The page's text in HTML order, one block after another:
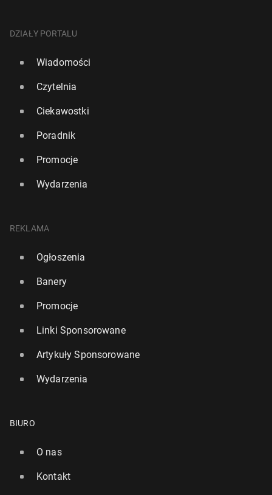
DZIAŁY PORTALU
Wiadomości
Czytelnia
Ciekawostki
Poradnik
Promocje
Wydarzenia
REKLAMA
Ogłoszenia
Banery
Promocje
Linki Sponsorowane
Artykuły Sponsorowane
Wydarzenia
BIURO
O nas
Kontakt